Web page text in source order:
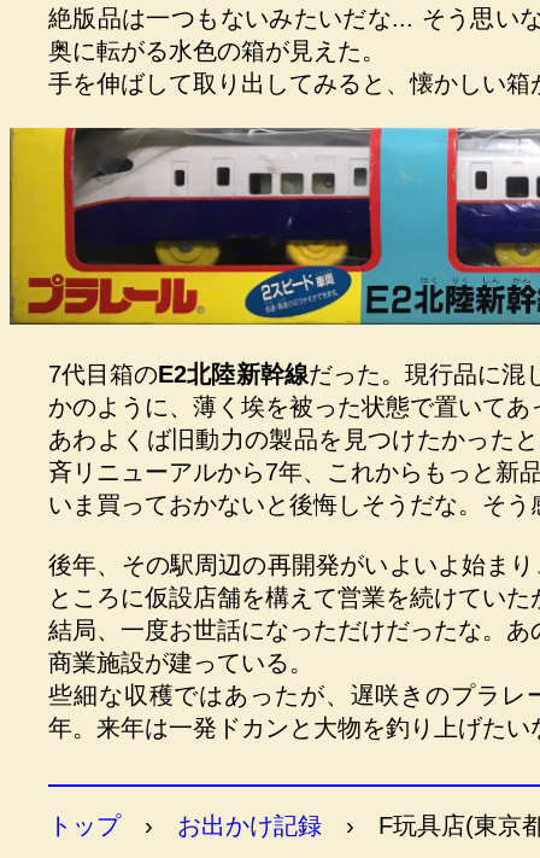
絶版品は一つもないみたいだな... そう思い
奥に転がる水色の箱が見えた。
手を伸ばして取り出してみると、懐かしい箱
7代目箱のE2北陸新幹線だった。現行品に混
かのように、薄く埃を被った状態で置いてあ
あわよくば旧動力の製品を見つけたかった
斉リニューアルから7年、これからもっと新
いま買っておかないと後悔しそうだな。そ
後年、その駅周辺の再開発がいよいよ始ま
ところに仮設店舗を構えて営業を続けてい
結局、一度お世話になっただけだったな。
商業施設が建っている。
些細な収穫ではあったが、遅咲きのプラ
年。来年は一発ドカンと大物を釣り上げたい
トップ› お出かけ記録 › F玩具店(東京